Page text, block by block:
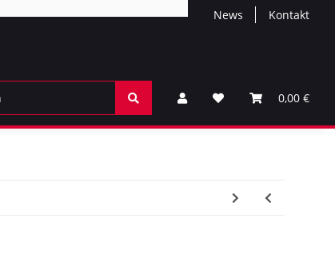
News Kontakt
0,00 €